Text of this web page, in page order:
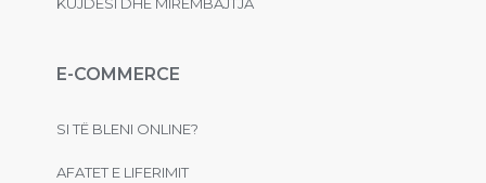
E-COMMERCE
SI TË BLENI ONLINE?
AFATET E LIFERIMIT